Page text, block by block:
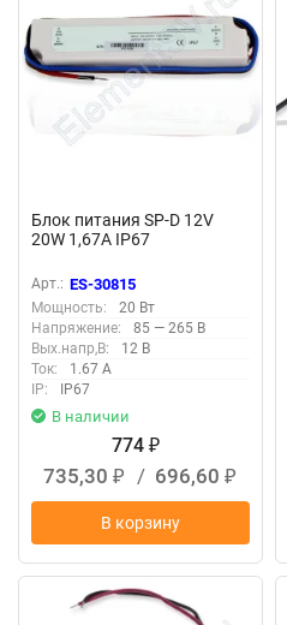
Блок питания SP-D 12V
20W 1,67A IP67
Арт.: ES-30815
Мощность:
20 Вт
Напряжение:
85 — 265 В
Вых.напр,В:
12 В
Ток:
1.67 А
IP:
IP67
В наличии
774 ₽
735,30 ₽ / 696,60 ₽
В корзину